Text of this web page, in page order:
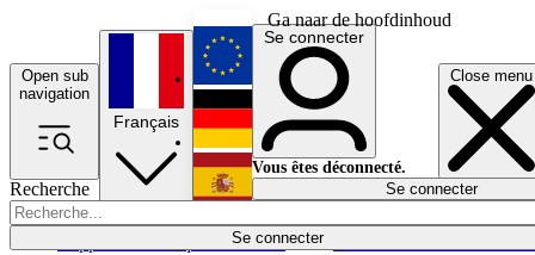
Ga naar de hoofdinhoud
Open sub
navigation
Close menu
Recherche
Se connecter
Économie
Français
English
Deutsch
Español
Se connecter
Vous êtes déconnecté.
Se connecter